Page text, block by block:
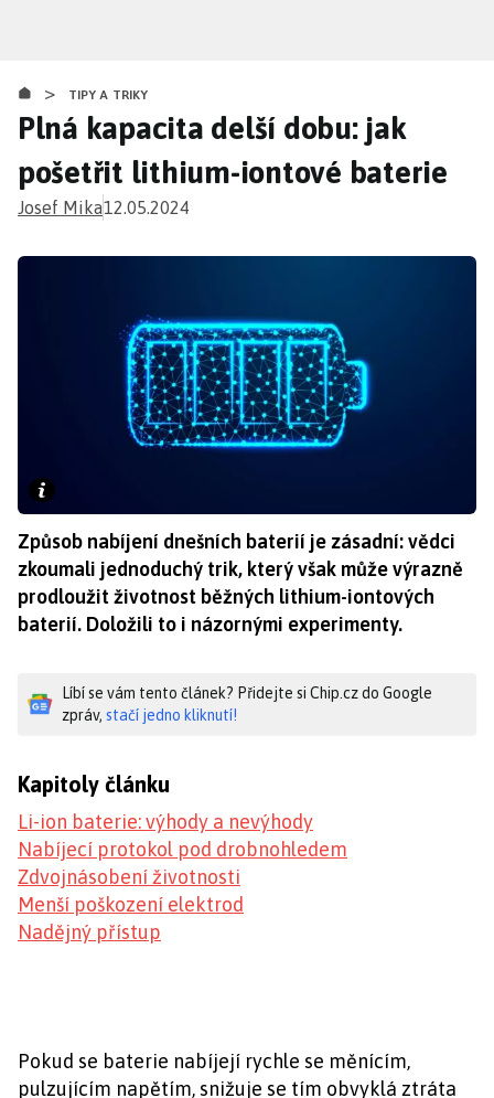
obsahu
> TIPY A TRIKY
Plná kapacita delší dobu: jak
pošetřit lithium-iontové baterie
Josef Mika12.05.2024
Způsob nabíjení dnešních baterií je zásadní: vědci
zkoumali jednoduchý trik, který však může výrazně
prodloužit životnost běžných lithium-iontových
baterií. Doložili to i názornými experimenty.
Líbí se vám tento článek? Přidejte si Chip.cz do Google
zpráv, stačí jedno kliknutí!
Kapitoly článku
Li-ion baterie: výhody a nevýhody
Nabíjecí protokol pod drobnohledem
Zdvojnásobení životnosti
Menší poškození elektrod
Nadějný přístup
Pokud se baterie nabíjejí rychle se měnícím,
pulzujícím napětím, snižuje se tím obvyklá ztráta